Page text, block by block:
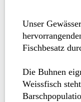
Unser
Fischbesatz
Die Buhnen
Weissfisch